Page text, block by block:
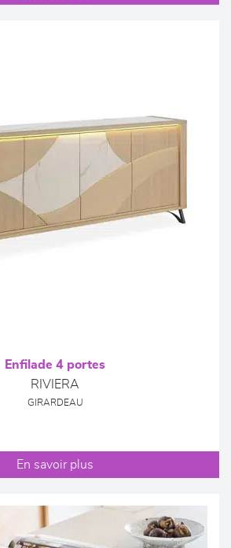
Enfilade 4 portes
RIVIERA
GIRARDEAU
En savoir plus